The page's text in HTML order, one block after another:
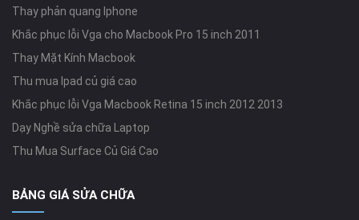
Thay phản quang Iphone
Khắc phục lỗi Vga cho Macbook Pro 15 inch 2011
Thay Mặt Kính Macbook
Thu mua Ipad củ giá cao
Khắc phục lỗi Vga Macbook Retina 15 inch 2012 2013
Dạy Nghề sửa chữa Laptop
Thu Mua Surface Củ Giá Cao
BẢNG GIÁ SỬA CHỮA